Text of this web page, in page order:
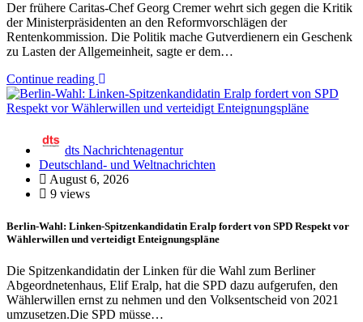
Der frühere Caritas-Chef Georg Cremer wehrt sich gegen die Kritik
der Ministerpräsidenten an den Reformvorschlägen der
Rentenkommission. Die Politik mache Gutverdienern ein Geschenk
zu Lasten der Allgemeinheit, sagte er dem…
Continue reading
dts Nachrichtenagentur
Deutschland- und Weltnachrichten
August 6, 2026
9 views
Berlin-Wahl: Linken-Spitzenkandidatin Eralp fordert von SPD Respekt vor
Wählerwillen und verteidigt Enteignungspläne
Die Spitzenkandidatin der Linken für die Wahl zum Berliner
Abgeordnetenhaus, Elif Eralp, hat die SPD dazu aufgerufen, den
Wählerwillen ernst zu nehmen und den Volksentscheid von 2021
umzusetzen.Die SPD müsse…